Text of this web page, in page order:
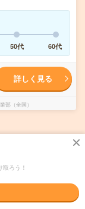
50代 60代
詳しく見る
部（全国）
こんにゃ
OK
ろう！